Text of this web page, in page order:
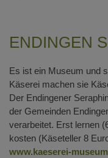
ENDINGEN
Es ist ein Museum und
Käserei machen sie
Der Endingener
der Gemeinden
verarbeitet. Erst lernen
kosten (Käseteller 8
www.kaeserei-